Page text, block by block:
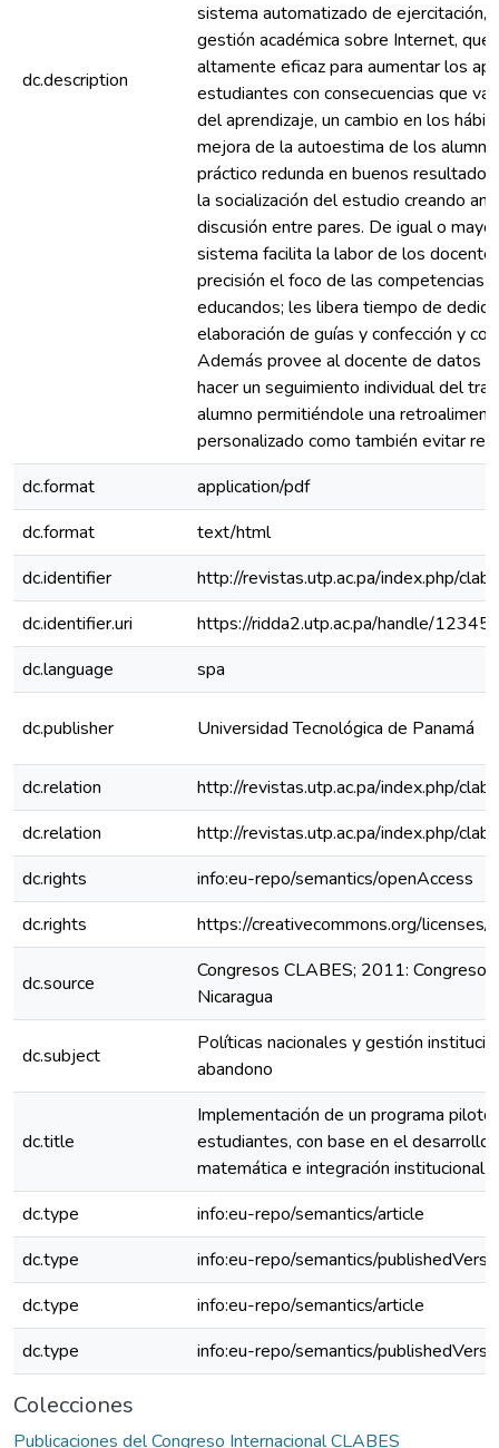
dc.description
sistema automatizado de ejercitación,
gestión académica sobre Internet,
altamente eficaz para aumentar los
estudiantes con consecuencias que
del aprendizaje, un cambio en los
mejora de la autoestima de los
práctico redunda en buenos
la socialización del estudio creando
discusión entre pares. De igual o
sistema facilita la labor de los
precisión el foco de las competencias
educandos; les libera tiempo de
elaboración de guías y confección y
Además provee al docente de datos
hacer un seguimiento individual del
alumno permitiéndole una
personalizado como también evitar
dc.format
application/pdf
dc.format
text/html
dc.identifier
http://revistas.utp.ac.pa/index.php/
dc.identifier.uri
https://ridda2.utp.ac.pa/handle/
dc.language
spa
dc.publisher Universidad Tecnológica de Panamá
dc.relation
http://revistas.utp.ac.pa/index.php/
dc.relation
http://revistas.utp.ac.pa/index.php/
dc.rights
info:eu-repo/semantics/openAccess
dc.rights
https://creativecommons.org/
dc.source
Congresos CLABES; 2011: Congreso
Nicaragua
dc.subject
Políticas nacionales y gestión
abandono
dc.title
Implementación de un programa
estudiantes, con base en el desarrollo
matemática e integración institucional
dc.type
info:eu-repo/semantics/article
dc.type
info:eu-repo/semantics/
dc.type
info:eu-repo/semantics/article
dc.type
info:eu-repo/semantics/
Colecciones
Publicaciones del Congreso Internacional CLABES